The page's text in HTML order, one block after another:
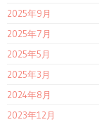
2025年9月
2025年7月
2025年5月
2025年3月
2024年8月
2023年12月